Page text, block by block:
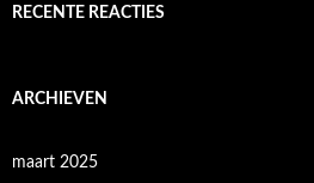
RECENTE REACTIES
ARCHIEVEN
maart 2025